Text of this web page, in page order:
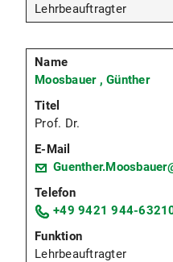
Lehrbeauftragter
Moosbauer , Günther
Prof. Dr.
+49 9421 944-
Lehrbeauftragter